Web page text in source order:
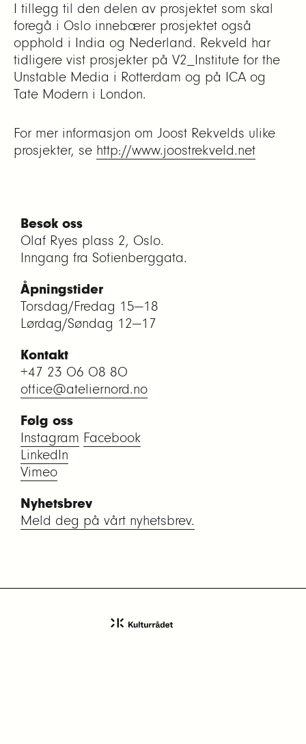
I tillegg til den delen av prosjektet som skal
foregå i Oslo innebærer prosjektet også
opphold i India og Nederland. Rekveld har
tidligere vist prosjekter på V2_Institute for the
Unstable Media i Rotterdam og på ICA og
Tate Modern i London.
For mer informasjon om Joost Rekvelds ulike
prosjekter, se http://www.joostrekveld.net
Besøk oss
Olaf Ryes plass 2, Oslo.
Inngang fra Sofienberggata.
Åpningstider
Torsdag/Fredag 15—18
Lørdag/Søndag 12—17
Kontakt
+47 23 06 08 80
office@ateliernord.no
Følg oss
Instagram Facebook
LinkedIn
Vimeo
Nyhetsbrev
Meld deg på vårt nyhetsbrev.